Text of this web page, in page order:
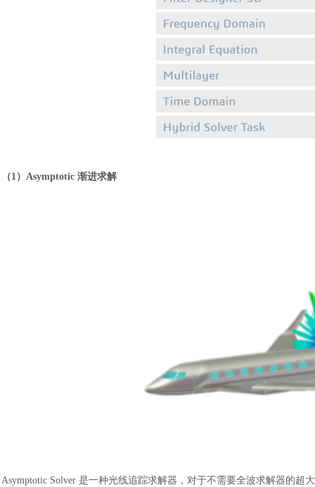
（1） Asymptotic 渐进求解
Asymptotic Solver 是一种光线追踪求解器，对于不需要全波求解器的